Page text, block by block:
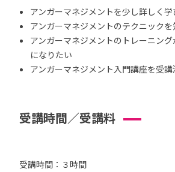
アンガーマネジメントを少し詳しく学
アンガーマネジメントのテクニックを
アンガーマネジメントのトレーニン
になりたい
アンガーマネジメント入門講座を受
受講時間／受講料
受講時間：３時間